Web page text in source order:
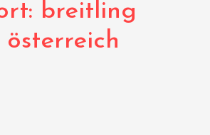
breitling